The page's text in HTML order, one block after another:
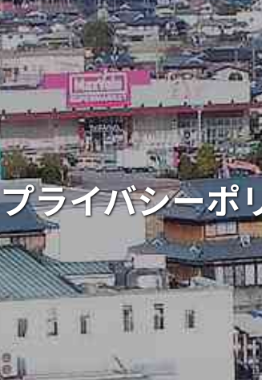
プライバシーポ